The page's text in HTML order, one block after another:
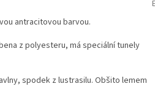
antracitovou barvou.
z polyesteru, má speciální tunely
spodek z lustrasilu. Obšito lemem